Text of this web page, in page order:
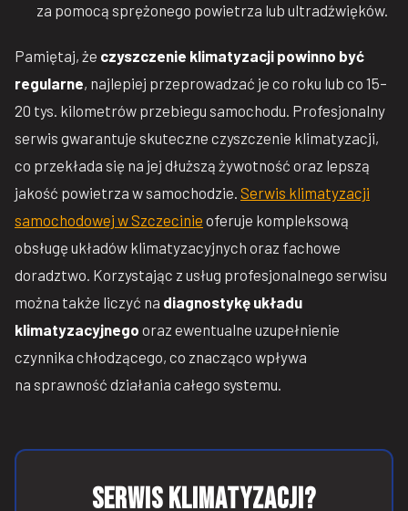
za pomocą sprężonego powietrza lub ultradźwięków.
Pamiętaj, że czyszczenie klimatyzacji powinno być
regularne, najlepiej przeprowadzać je co roku lub co 15–
20 tys. kilometrów przebiegu samochodu. Profesjonalny
serwis gwarantuje skuteczne czyszczenie klimatyzacji,
co przekłada się na jej dłuższą żywotność oraz lepszą
jakość powietrza w samochodzie. Serwis klimatyzacji
samochodowej w Szczecinie oferuje kompleksową
obsługę układów klimatyzacyjnych oraz fachowe
doradztwo. Korzystając z usług profesjonalnego serwisu
można także liczyć na diagnostykę układu
klimatyzacyjnego oraz ewentualne uzupełnienie
czynnika chłodzącego, co znacząco wpływa
na sprawność działania całego systemu.
Serwis klimatyzacji?